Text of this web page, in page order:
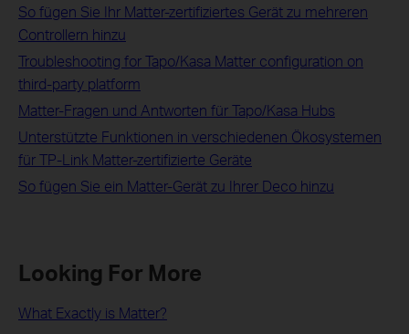
So fügen Sie Ihr Matter-zertifiziertes Gerät zu mehreren
Controllern hinzu
Troubleshooting for Tapo/Kasa Matter configuration on
third-party platform
Matter-Fragen und Antworten für Tapo/Kasa Hubs
Unterstützte Funktionen in verschiedenen Ökosystemen
für TP-Link Matter-zertifizierte Geräte
So fügen Sie ein Matter-Gerät zu Ihrer Deco hinzu
Looking For More
What Exactly is Matter?